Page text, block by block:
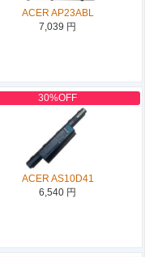
ACER AP23ABL
7,039 円
30%OFF
ACER AS10D41
6,540 円